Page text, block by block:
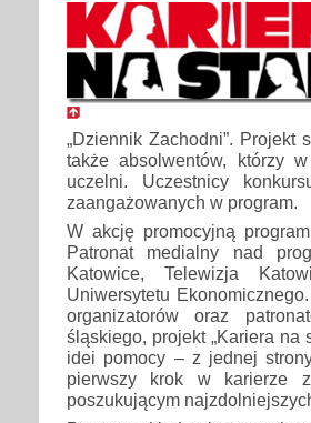
„Dziennik Zachodni”.
także absolwentów, którzy
uczelni. Uczestnicy
zaangażowanych w program.
W akcję promocyjną
Patronat medialny nad
Katowice, Telewizja
Uniwersytetu
organizatorów oraz
śląskiego, projekt „Kariera na
idei pomocy – z jednej
pierwszy krok w karierze
poszukującym